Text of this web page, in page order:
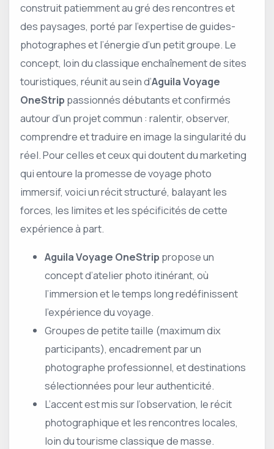
construit patiemment au gré des rencontres et
des paysages, porté par l’expertise de guides-
photographes et l’énergie d’un petit groupe. Le
concept, loin du classique enchaînement de sites
touristiques, réunit au sein d’Aguila Voyage
OneStrip passionnés débutants et confirmés
autour d’un projet commun : ralentir, observer,
comprendre et traduire en image la singularité du
réel. Pour celles et ceux qui doutent du marketing
qui entoure la promesse de voyage photo
immersif, voici un récit structuré, balayant les
forces, les limites et les spécificités de cette
expérience à part.
Aguila Voyage OneStrip propose un
concept d’atelier photo itinérant, où
l’immersion et le temps long redéfinissent
l’expérience du voyage.
Groupes de petite taille (maximum dix
participants), encadrement par un
photographe professionnel, et destinations
sélectionnées pour leur authenticité.
L’accent est mis sur l’observation, le récit
photographique et les rencontres locales,
loin du tourisme classique de masse.